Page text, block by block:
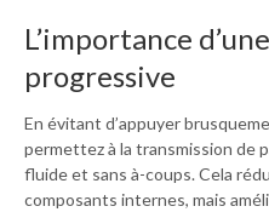
L’importance
progressive
En évitant d’appuyer
permettez à la transmission de
fluide et sans à-coups. Cela
composants internes, mais